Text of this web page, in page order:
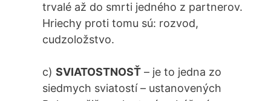
trvalé až do smrti jedného z partnerov.
Hriechy proti tomu sú: rozvod,
cudzoložstvo.
c) SVIATOSTNOSŤ – je to jedna zo
siedmych sviatostí – ustanovených